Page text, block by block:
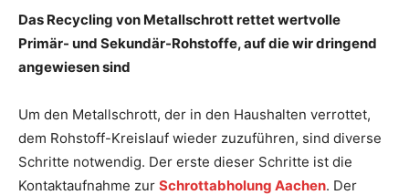
Das Recycling von Metallschrott rettet wertvolle
Primär- und Sekundär-Rohstoffe, auf die wir dringend
angewiesen sind
Um den Metallschrott, der in den Haushalten verrottet,
dem Rohstoff-Kreislauf wieder zuzuführen, sind diverse
Schritte notwendig. Der erste dieser Schritte ist die
Kontaktaufnahme zur Schrottabholung Aachen. Der